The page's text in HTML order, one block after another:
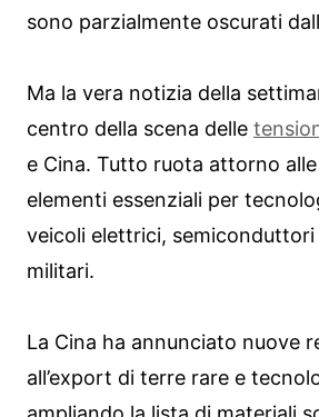
sono parzialmente oscurati
Ma la vera notizia della
centro della scena delle
e Cina. Tutto ruota attorno alle
elementi essenziali per
veicoli elettrici, semiconduttori
militari.
La Cina ha annunciato nuove
all’export di terre rare e